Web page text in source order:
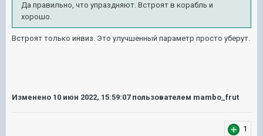
Да правильно, что упраздняют. Встроят в корабль и
хорошо.
Встроят только инвиз. Это улучшенный параметр просто уберут.
Изменено 10 июн 2022, 15:59:07пользователем mambo_frut
1